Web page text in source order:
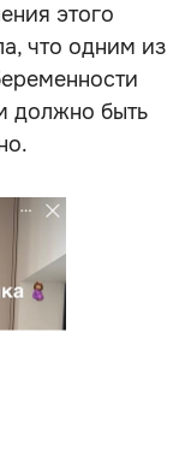
этого
что одним из
должно быть